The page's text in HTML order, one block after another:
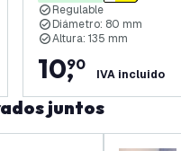
Regulable
Diámetro: 80 mm
Altura: 135 mm
10,
90
IVA incluido
juntos